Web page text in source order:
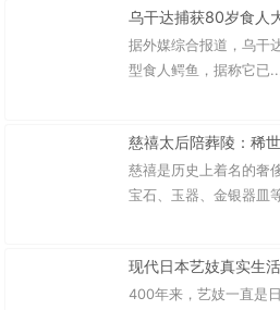
乌干达捕获80岁食人
据外媒综合报道，乌干
型食人鳄鱼，据称它已
慈禧太后陪葬陵：稀
慈禧是历史上着名的奢
宝石、玉器、金银器皿
现代日本艺妓真实生
400年来，艺妓一直是